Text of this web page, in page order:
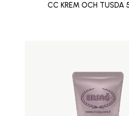
CC KREM OCH TUSDA